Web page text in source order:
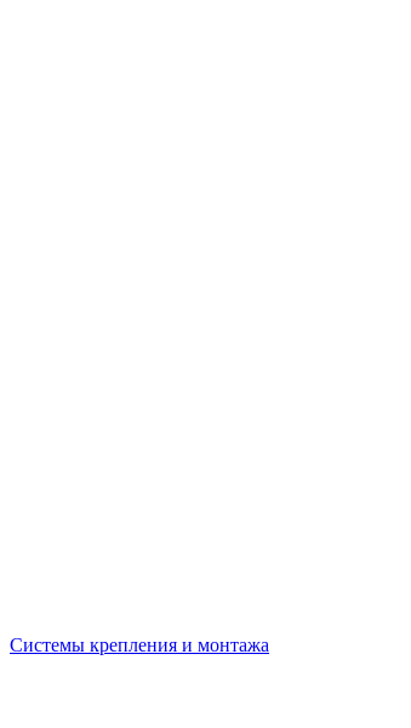
Системы крепления и монтажа